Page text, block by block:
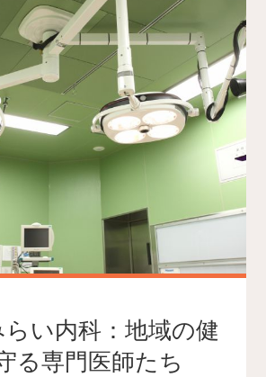
い内科：地域の健
る専門医師たち